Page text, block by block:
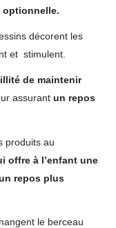
optionnelle.
décorent les
et stimulent.
de maintenir
assurant un repos
produits au
offre à l’enfant une
repos plus
le berceau